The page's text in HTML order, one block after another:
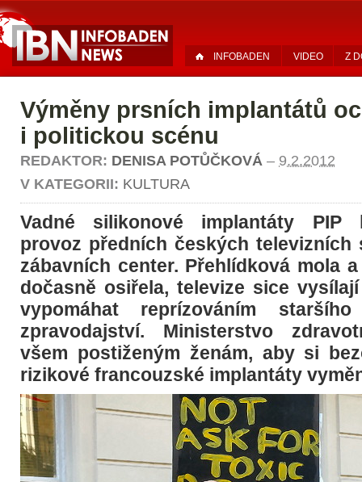
INFOBADEN VIDEO Z
Výměny prsních implantátů
i politickou scénu
REDAKTOR: DENISA POTŮČKOVÁ – 9.2.2012
V KATEGORII: KULTURA
Vadné silikonové implantáty PIP
provoz předních českých
zábavních center. Přehlídková mola
dočasně osiřela, televize sice
vypomáhat reprízováním
zpravodajství. Ministerstvo
všem postiženým ženám, aby si
rizikové francouzské implantáty